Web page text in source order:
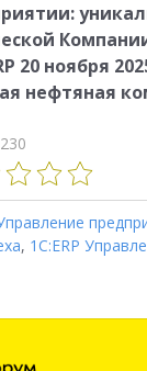
20 ноября
нефтяная
230
, 1С:ERP